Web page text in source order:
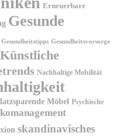
Erneuerbare
Gesunde
Gesundheitstipps Gesundheitsvorsorge
Künstliche
Nachhaltige Mobilität
Möbel Psychische
skandinavisches